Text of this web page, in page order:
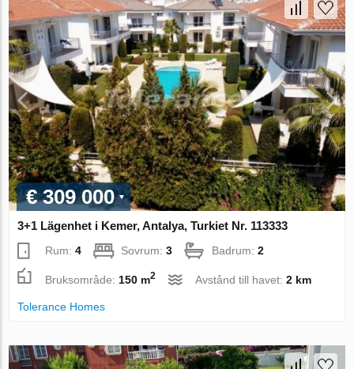
€ 309 000
3+1 Lägenhet i Kemer, Antalya, Turkiet Nr. 113333
Rum:4 Sovrum:3 Badrum:2
Bruksområde: 150 m2 Avstånd till havet:2 km
Tolerance Homes